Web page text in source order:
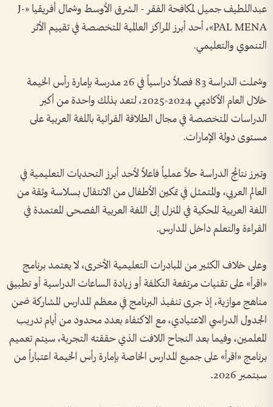
عبداللطيف جميل لمكافحة الفقر - الشرق الأوسط وشمال أفريقيا «J-
PAL MENA»، أحد أبرز المراكز العالمية المتخصصة في تقييم الأثر
التنموي والتعليمي.
وشملت الدراسة 83 فصلاً دراسياً في 26 مدرسة بإمارة رأس الخيمة
خلال العام الأكاديمي 2024-2025، لتعد بذلك واحدة من أكبر
الدراسات المتخصصة في مجال الطلاقة القرائية باللغة العربية على
مستوى دولة الإمارات.
وتبرز نتائج الدراسة حلاً عملياً فاعلاً لأحد أبرز التحديات التعليمية في
العالم العربي، والمتمثل في تمكين الأطفال من الانتقال بسلاسة وثقة من
اللغة العربية المحكية في المنزل إلى اللغة العربية الفصحى المعتمدة في
القراءة والتعلم داخل المدارس.
وعلى خلاف الكثير من المبادرات التعليمية الأخرى، لا يعتمد برنامج
«اقرأ» على تقنيات مرتفعة التكلفة أو زيادة الساعات الدراسية أو تطبيق
مناهج موازية، إذ جرى تنفيذ البرنامج في معظم المدارس المشاركة ضمن
الجدول الدراسي الاعتيادي، مع الاكتفاء بعدد محدود من أيام تدريب
المعلمين، وفيما بعد النجاح اللافت الذي حققته التجربة، سيتم تعميم
برنامج «اقرأ» على جميع المدارس الخاصة بإمارة رأس الخيمة اعتباراً من
سبتمبر 2026.